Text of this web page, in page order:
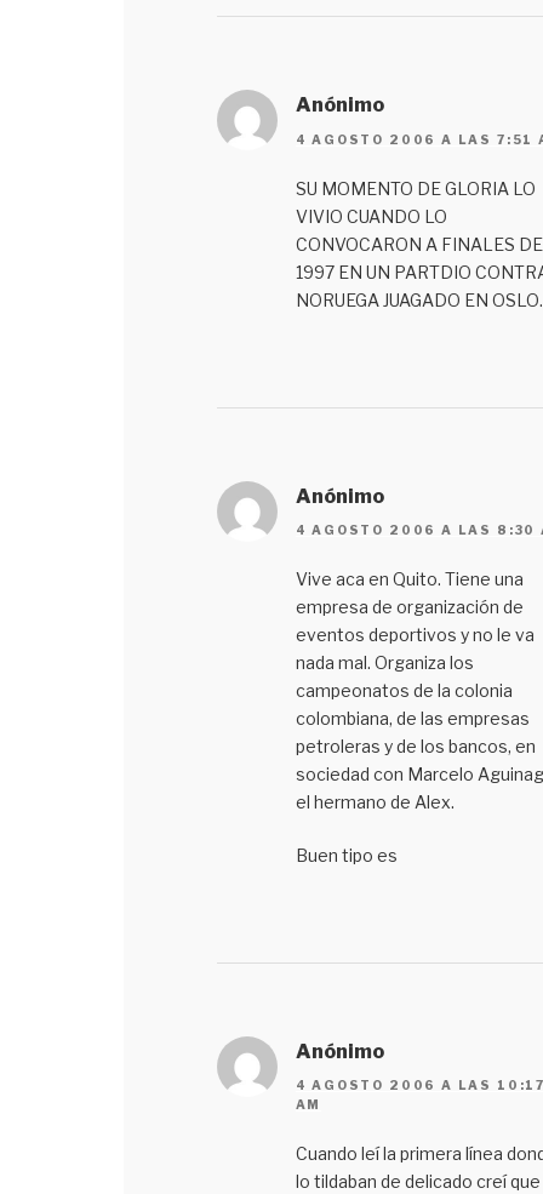
Anónimo
4 AGOSTO 2006 A LAS 7:51
SU MOMENTO DE GLORIA LO
VIVIO CUANDO LO
CONVOCARON A FINALES DE
1997 EN UN PARTDIO
NORUEGA JUAGADO EN
Anónimo
4 AGOSTO 2006 A LAS 8:30
Vive aca en Quito. Tiene una
empresa de organización de
eventos deportivos y no le va
nada mal. Organiza los
campeonatos de la colonia
colombiana, de las empresas
petroleras y de los bancos, en
sociedad con Marcelo
el hermano de Alex.
Buen tipo es
Anónimo
4 AGOSTO 2006 A LAS
AM
Cuando leí la primera línea
lo tildaban de delicado creí